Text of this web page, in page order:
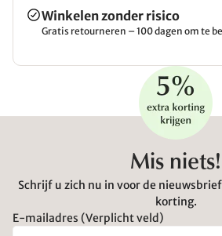
Winkelen zonder risico
Gratis retourneren – 100 dagen om te
Mis niets!
Schrijf u zich nu in voor de
korting.
E-mailadres (Verplicht veld)